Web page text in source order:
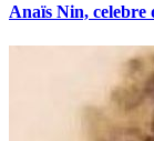
Anaïs Nin, celebre